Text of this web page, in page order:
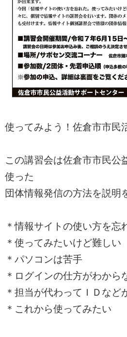
使ってみよう！佐倉市市民
この講習会は佐倉市市民公
使った
団体情報発信の方法を説明
＊情報サイトの使い方を忘
＊使ってみたいけど難しい
＊パソコンは苦手
＊ログインの仕方がわから
＊担当が代わってＩＤなど
＊これから使ってみたい